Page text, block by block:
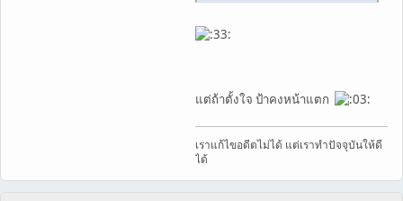
แต่ถ้าตั้งใจ ป้าคงหน้าแตก
เราแก้ไขอดีตไม่ได้ แต่เราทำปัจจุบันให้ดี
ได้